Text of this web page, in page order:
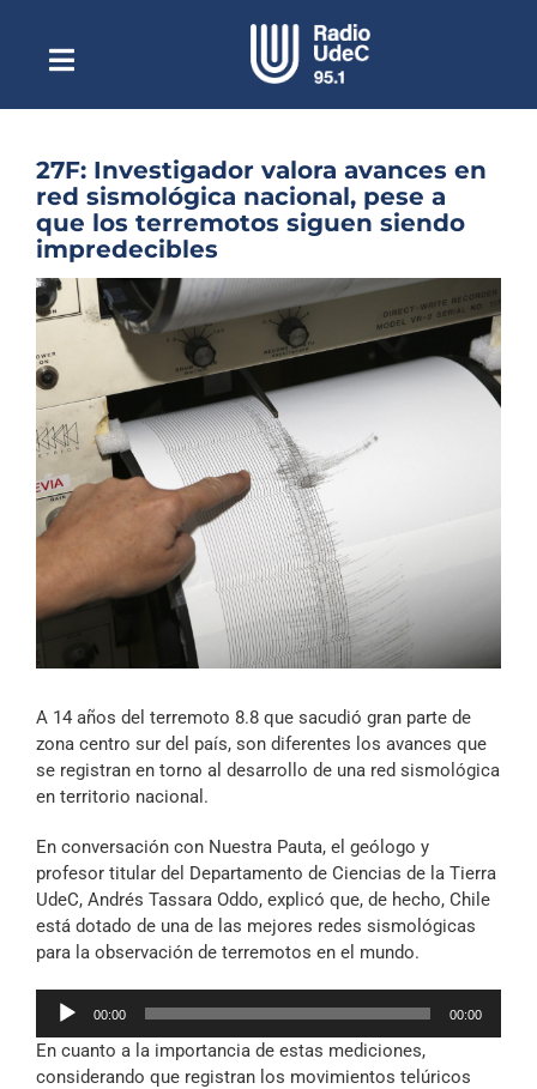
contenidoToggle
NavigationEscuchar Radio UdeC en vivo
Quiénes Somos
Programación
Noticias
Reportajes
Columnas
Música Clásica
Especiales
Archivo Sonoro
27F: Investigador valora avances en
red sismológica nacional, pese a
que los terremotos siguen siendo
impredecibles
Ver
imagen
grande
A 14 años del terremoto 8.8 que sacudió gran parte de
zona centro sur del país, son diferentes los avances que
se registran en torno al desarrollo de una red sismológica
en territorio nacional.
En conversación con Nuestra Pauta, el geólogo y
profesor titular del Departamento de Ciencias de la Tierra
UdeC, Andrés Tassara Oddo, explicó que, de hecho, Chile
está dotado de una de las mejores redes sismológicas
para la observación de terremotos en el mundo.
Reproductor
audio
00:00 00:00
En cuanto a la importancia de estas mediciones,
considerando que registran los movimientos telúricos